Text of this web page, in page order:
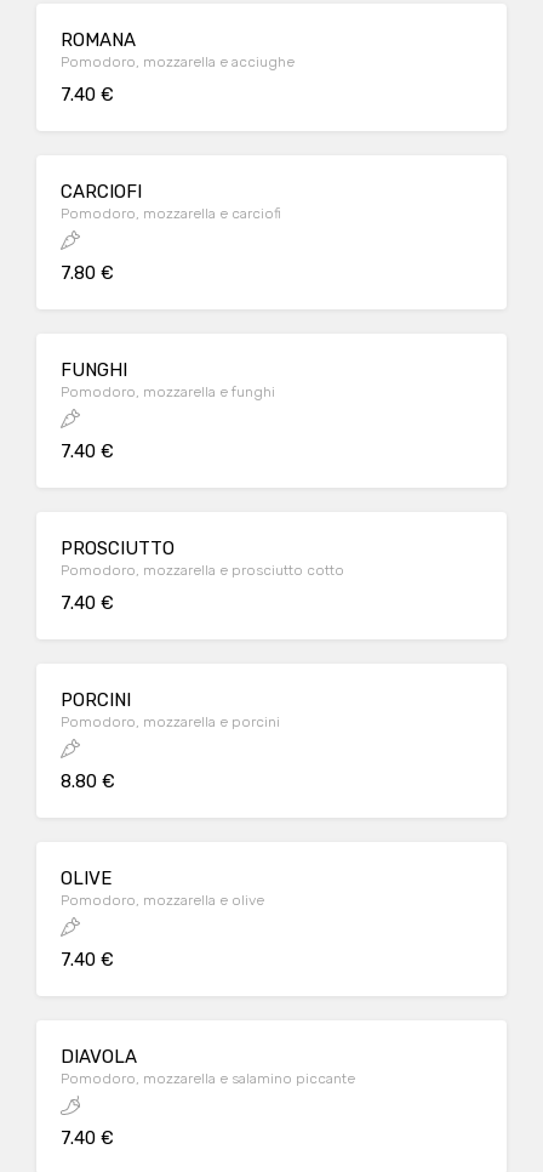
ROMANA
Pomodoro, mozzarella e acciughe
7.40 €
CARCIOFI
Pomodoro, mozzarella e carciofi
7.80 €
FUNGHI
Pomodoro, mozzarella e funghi
7.40 €
PROSCIUTTO
Pomodoro, mozzarella e prosciutto cotto
7.40 €
PORCINI
Pomodoro, mozzarella e porcini
8.80 €
OLIVE
Pomodoro, mozzarella e olive
7.40 €
DIAVOLA
Pomodoro, mozzarella e salamino piccante
7.40 €